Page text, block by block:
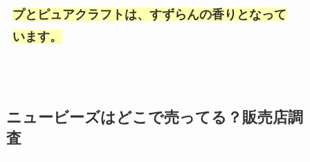
プとピュアクラフトは、すずらんの香りとなって
います。
ニュービーズはどこで売ってる？販売店調
査